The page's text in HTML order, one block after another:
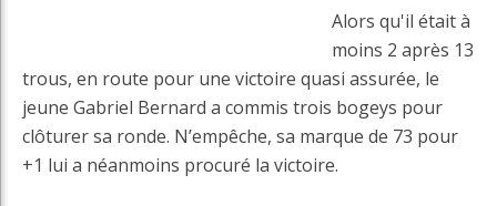
Alors qu'il était à
moins 2 après 13
trous, en route pour une victoire quasi assurée, le
jeune Gabriel Bernard a commis trois bogeys pour
clôturer sa ronde. N’empêche, sa marque de 73 pour
+1 lui a néanmoins procuré la victoire.